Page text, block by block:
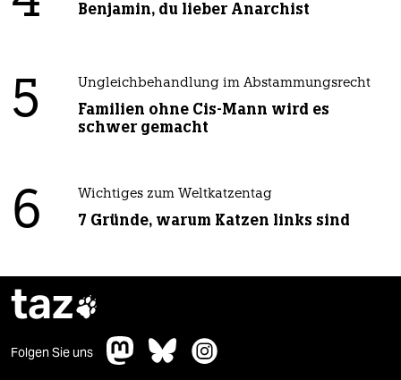
Benjamin, du lieber Anarchist
5 Ungleichbehandlung im Abstammungsrecht
Familien ohne Cis-Mann wird es
schwer gemacht
6 Wichtiges zum Weltkatzentag
7 Gründe, warum Katzen links sind
taz
Folgen Sie uns